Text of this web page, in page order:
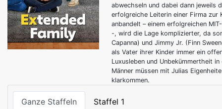
abwechseln und dabei dann jeweils
erfolgreiche Leiterin einer Firma
anbandelt – einem erfolgreichen
-, wird die Lage komplizierter, da
Capanna) und Jimmy Jr. (Finn
als Vater ihrer Kinder immer ein
Luxusleben und Unbekümmertheit
Männer müssen mit Julias
klarkommen.
Ganze Staffeln Staffel 1